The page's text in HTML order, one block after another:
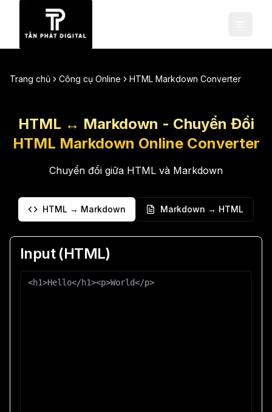
Trang chủ Công cụ Online HTML Markdown Converter
HTML ↔ Markdown - Chuyển Đổi
HTML Markdown Online Converter
Chuyển đổi giữa HTML và Markdown
HTML → Markdown Markdown → HTML
Input (HTML)